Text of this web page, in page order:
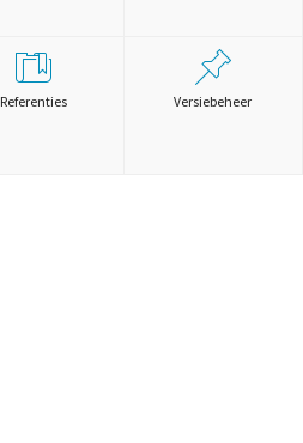
Referenties Versiebeheer